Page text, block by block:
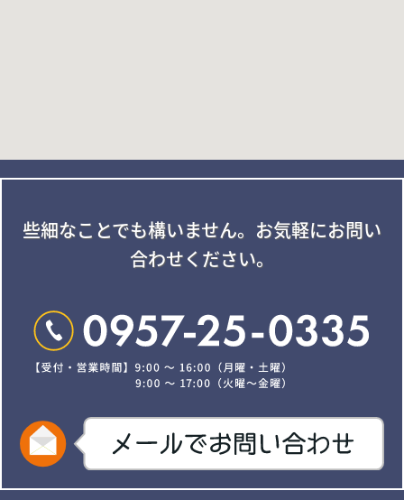
些細なことでも構いません。 お気軽にお問い
合わせください。